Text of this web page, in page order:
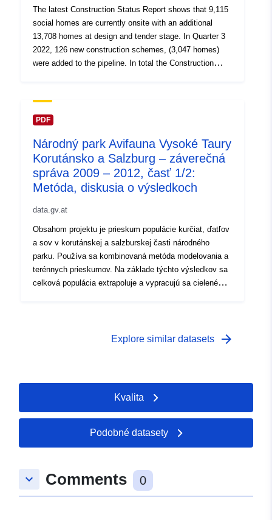
(Wirtschaftsklasse) Code
des ÖNACE-
Wirtschaftsabschnitts
(NACE_1) Bezeichnung des
(Bestand) Zugänge im
Berichtsmonat (Zugang)
Abgänge im Berichtsmonat
(Abgang)
The latest Construction Status Report shows that 9,115
social homes are currently onsite with an additional
13,708 homes at design and tender stage. In Quarter 3
2022, 126 new construction schemes, (3,047 homes)
were added to the pipeline. In total the Construction
PDF
Národný park Avifauna Vysoké Taury
Korutánsko a Salzburg – záverečná
správa 2009 – 2012, časť 1/2:
Metóda, diskusia o výsledkoch
data.gv.at
Obsahom projektu je prieskum populácie kurčiat, ďatľov
a sov v korutánskej a salzburskej časti národného
parku. Používa sa kombinovaná metóda modelovania a
terénnych prieskumov. Na základe týchto výsledkov sa
celková populácia extrapoluje a vypracujú sa cielené
Explore similar datasets arrow_forward
Kvalita
Podobné datasety
keyboard_arrow_down Comments 0